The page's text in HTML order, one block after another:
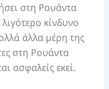
στη Ρουάντα
κίνδυνο
άλλα μέρη της
στη Ρουάντα
ασφαλείς εκεί.